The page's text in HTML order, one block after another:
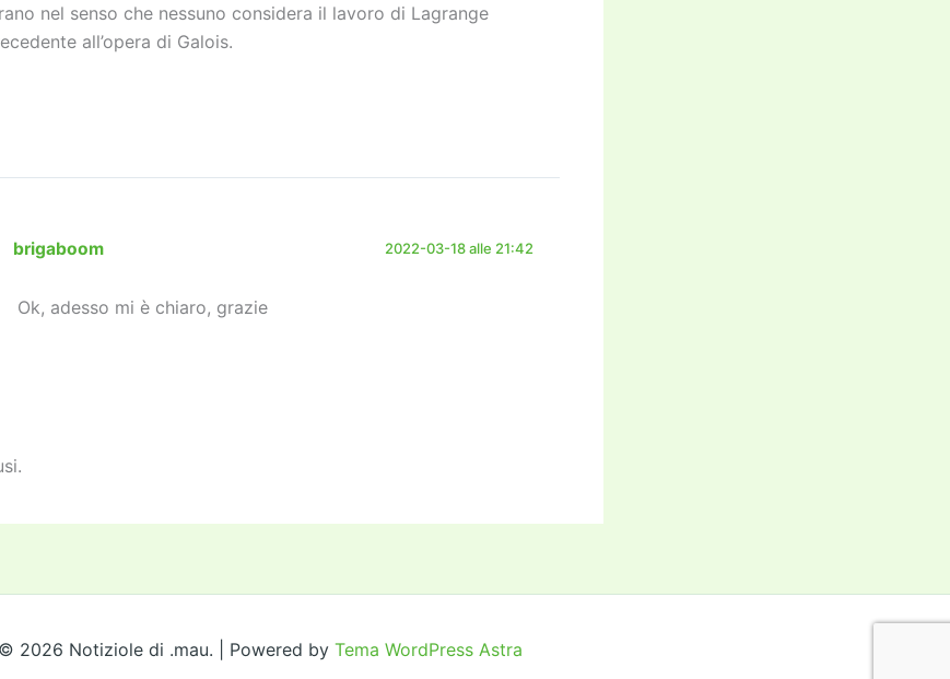
nel senso che nessuno considera il lavoro di Lagrange
all’opera di Galois.
brigaboom 2022-03-18 alle 21:42
Ok, adesso mi è chiaro, grazie
2026 Notiziole di .mau. | Powered by Tema WordPress Astra